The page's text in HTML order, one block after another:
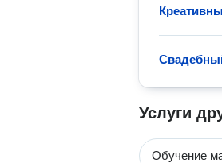
Услуги
Обучение